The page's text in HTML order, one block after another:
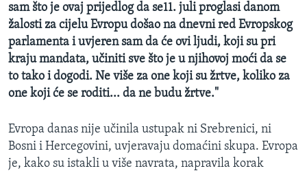
sam što je ovaj prijedlog da se11. juli proglasi danom
žalosti za cijelu Evropu došao na dnevni red Evropskog
parlamenta i uvjeren sam da će ovi ljudi, koji su pri
kraju mandata, učiniti sve što je u njihovoj moći da se
to tako i dogodi. Ne više za one koji su žrtve, koliko za
one koji će se roditi... da ne budu žrtve."
Evropa danas nije učinila ustupak ni Srebrenici, ni
Bosni i Hercegovini, uvjeravaju domaćini skupa. Evropa
je, kako su istakli u više navrata, napravila korak